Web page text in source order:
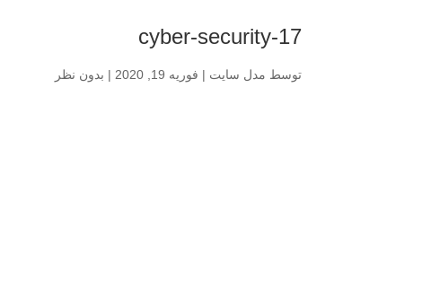
cyber-security-17
توسط مدل سایت | فوریه 19, 2020 | بدون نظر